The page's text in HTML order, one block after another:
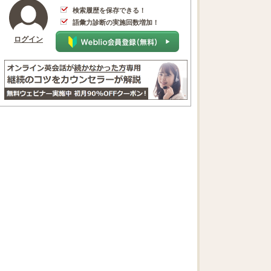
ログイン
検索履歴を保存できる！
語彙力診断の実施回数増加！